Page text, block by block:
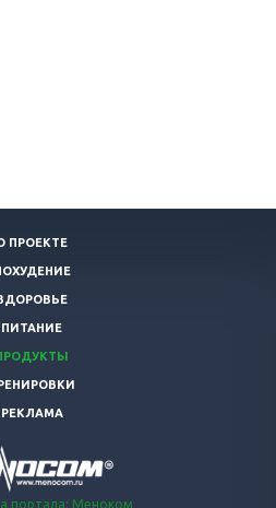
ПРОЕКТЕ
ПИТАНИЕ
РЕКЛАМА
портала: Меноком